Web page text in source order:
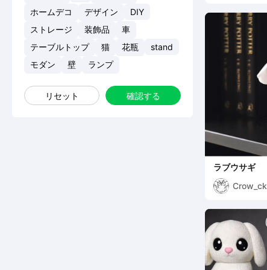
ホームデコ
デザイン
DIY
ストレージ
装飾品
車
テーブルトップ
猫 花瓶
stand
モダン
壁 ランプ
リセット 確認する
ラブウサギ
Crow_ck